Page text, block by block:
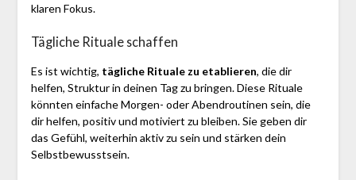
klaren Fokus.
Tägliche Rituale schaffen
Es ist wichtig, tägliche Rituale zu etablieren, die dir
helfen, Struktur in deinen Tag zu bringen. Diese Rituale
könnten einfache Morgen- oder Abendroutinen sein, die
dir helfen, positiv und motiviert zu bleiben. Sie geben dir
das Gefühl, weiterhin aktiv zu sein und stärken dein
Selbstbewusstsein.